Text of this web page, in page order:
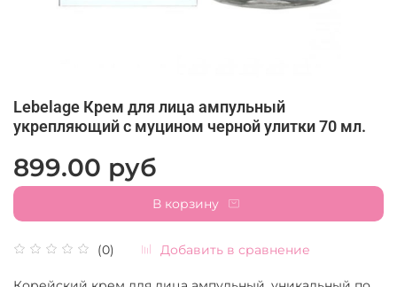
Lebelage Крем для лица ампульный
укрепляющий с муцином черной улитки 70 мл.
(0) Добавить в сравнение
899.00 руб
В корзину